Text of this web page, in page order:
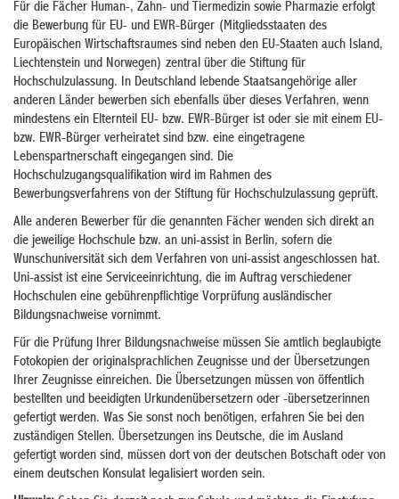
Für die Fächer Human-, Zahn- und Tiermedizin sowie Pharmazie erfolgt
die Bewerbung für EU- und EWR-Bürger (Mitgliedsstaaten des
Europäischen Wirtschaftsraumes sind neben den EU-Staaten auch Island,
Liechtenstein und Norwegen) zentral über die Stiftung für
Hochschulzulassung. In Deutschland lebende Staatsangehörige aller
anderen Länder bewerben sich ebenfalls über dieses Verfahren, wenn
mindestens ein Elternteil EU- bzw. EWR-Bürger ist oder sie mit einem EU-
bzw. EWR-Bürger verheiratet sind bzw. eine eingetragene
Lebenspartnerschaft eingegangen sind. Die
Hochschulzugangsqualifikation wird im Rahmen des
Bewerbungsverfahrens von der Stiftung für Hochschulzulassung geprüft.
Alle anderen Bewerber für die genannten Fächer wenden sich direkt an
die jeweilige Hochschule bzw. an uni-assist in Berlin, sofern die
Wunschuniversität sich dem Verfahren von uni-assist angeschlossen hat.
Uni-assist ist eine Serviceeinrichtung, die im Auftrag verschiedener
Hochschulen eine gebührenpflichtige Vorprüfung ausländischer
Bildungsnachweise vornimmt.
Für die Prüfung Ihrer Bildungsnachweise müssen Sie amtlich beglaubigte
Fotokopien der originalsprachlichen Zeugnisse und der Übersetzungen
Ihrer Zeugnisse einreichen. Die Übersetzungen müssen von öffentlich
bestellten und beeidigten Urkundenübersetzern oder -übersetzerinnen
gefertigt werden. Was Sie sonst noch benötigen, erfahren Sie bei den
zuständigen Stellen. Übersetzungen ins Deutsche, die im Ausland
gefertigt worden sind, müssen dort von der deutschen Botschaft oder von
einem deutschen Konsulat legalisiert worden sein.